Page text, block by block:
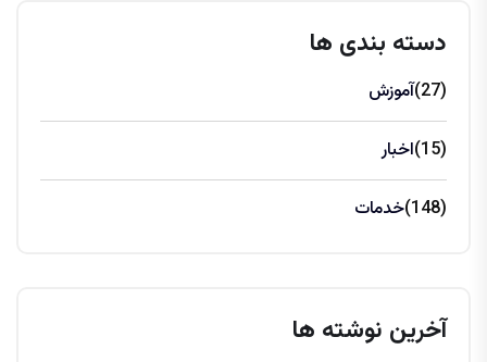
دسته بندی ها
آموزش (27)
اخبار (15)
خدمات (148)
آخرین نوشته ها